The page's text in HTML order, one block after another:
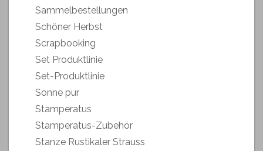
Sammelbestellungen
Schöner Herbst
Scrapbooking
Set Produktlinie
Set-Produktlinie
Sonne pur
Stamperatus
Stamperatus-Zubehör
Stanze Rustikaler Strauss